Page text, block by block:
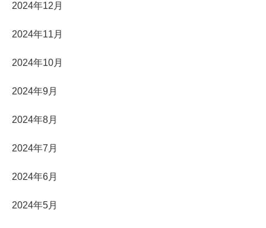
2024年12月
2024年11月
2024年10月
2024年9月
2024年8月
2024年7月
2024年6月
2024年5月